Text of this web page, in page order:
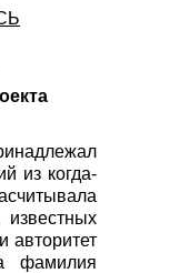
из когда-
известных
авторитет
фамилия